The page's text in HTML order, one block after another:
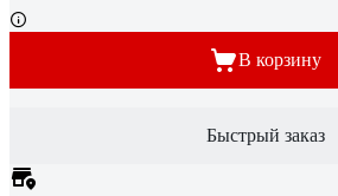
В корзину
Быстрый заказ